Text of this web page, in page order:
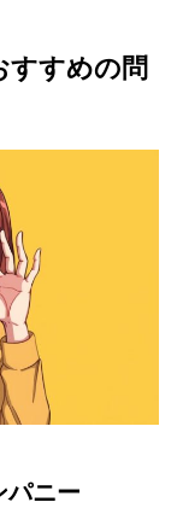
すすめの問
パニー